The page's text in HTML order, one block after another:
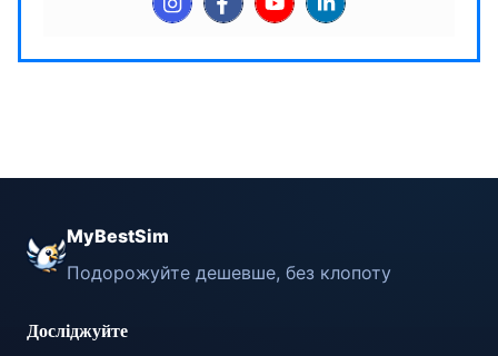
MyBestSim
Подорожуйте дешевше, без клопоту
Досліджуйте